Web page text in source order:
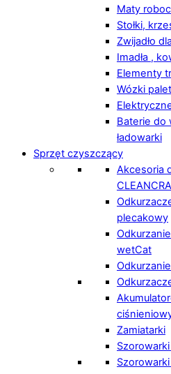
Maty
Stołki,
Zwijadło
Imadła ,
Elementy
Wózki
Baterie do
ładowarki
Sprzęt czyszczący
Akcesoria
plecakowy
wetCat
Zamiatarki